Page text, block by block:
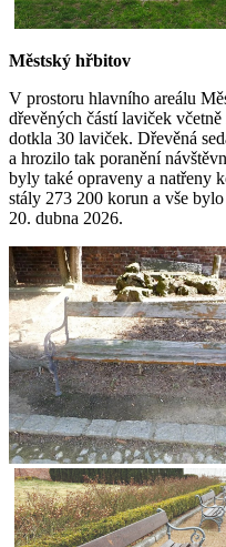
Městský hřbitov
V prostoru hlavního areálu
dřevěných částí laviček
dotkla 30 laviček. Dřevěná
a hrozilo tak poranění
byly také opraveny a natřeny
stály 273 200 korun a vše
20. dubna 2026.